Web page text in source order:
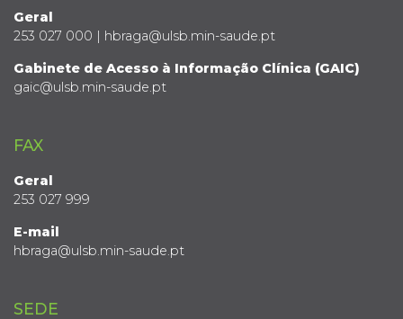
Geral
253 027 000 | hbraga@ulsb.min-saude.pt
Gabinete de Acesso à Informação Clínica (GAIC)
gaic@ulsb.min-saude.pt
FAX
Geral
253 027 999
E-mail
hbraga@ulsb.min-saude.pt
SEDE